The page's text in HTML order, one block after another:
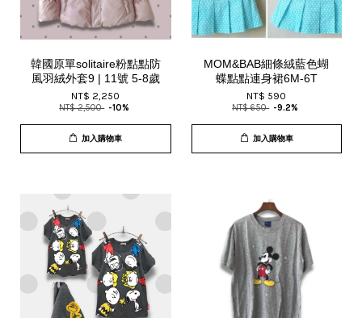
韓國原單solitaire粉點點防
風羽絨外套9 | 11號 5-8歲
NT$ 2,250
NT$ 2,500 -10%
加入購物車
MOM&BAB細條絨藍色蝴
蝶點點連身裙6M-6T
NT$ 590
NT$ 650 -9.2%
加入購物車